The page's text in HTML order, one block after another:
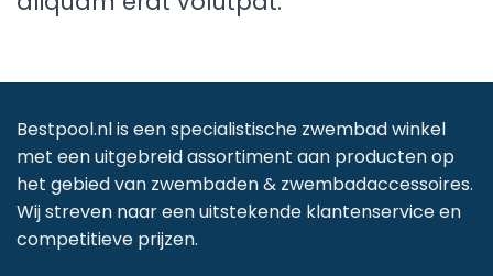
Bestpool.nl is een specialistische zwembad winkel
met een uitgebreid assortiment aan producten op
het gebied van zwembaden & zwembadaccessoires.
Wij streven naar een uitstekende klantenservice en
competitieve prijzen.